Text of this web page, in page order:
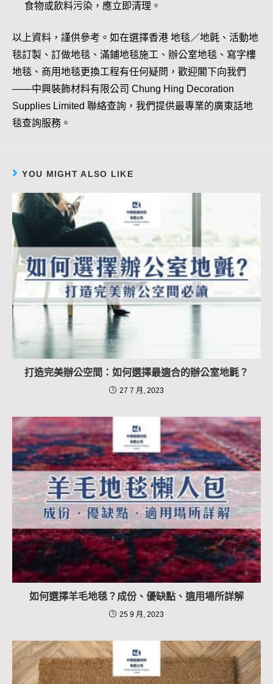
食物或飲料污染，應立即清理。
以上資料，謹供參考。如在選擇香港 地毯／地氈、活動地
毯訂製、訂做地毯、滿鋪地毯施工、辦公室地毯、寫字樓
地毯、商用地毯更換工程有任何疑問，歡迎閣下向我們
——中興裝飾材料有限公司 Chung Hing Decoration
Supplies Limited 聯絡查詢，我們提供最專業的廣東話地
毯查詢服務。
YOU MIGHT ALSO LIKE
打造完美辦公空間：如何選擇最適合的辦公室地氈？
27 7 月, 2023
如何選擇羊毛地毯？成份、優缺點、適用場所詳解
25 9 月, 2023